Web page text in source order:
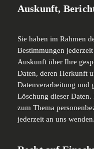
Auskunft,
Sie haben im Rahmen
Bestimmungen
Auskunft über Ihre
Daten, deren Herkunft
Datenverarbeitung und
Löschung dieser
zum Thema
jederzeit an uns wenden.